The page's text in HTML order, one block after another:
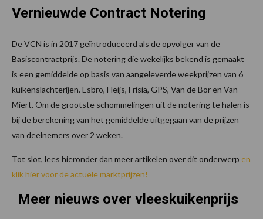
Vernieuwde Contract Notering
De VCN is in 2017 geïntroduceerd als de opvolger van de
Basiscontractprijs. De notering die wekelijks bekend is gemaakt
is een gemiddelde op basis van aangeleverde weekprijzen van 6
kuikenslachterijen. Esbro, Heijs, Frisia, GPS, Van de Bor en Van
Miert. Om de grootste schommelingen uit de notering te halen is
bij de berekening van het gemiddelde uitgegaan van de prijzen
van deelnemers over 2 weken.
Tot slot, lees hieronder dan meer artikelen over dit onderwerp en
klik hier voor de actuele marktprijzen!
Meer nieuws over vleeskuikenprijs